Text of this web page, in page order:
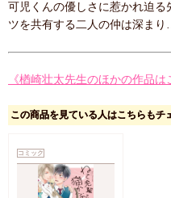
可児くんの優しさに惹かれ迫る
ツを共有する二人の仲は深ま
《楢崎壮太先生のほかの作品は
この商品を見ている人はこちらもチ
コミック